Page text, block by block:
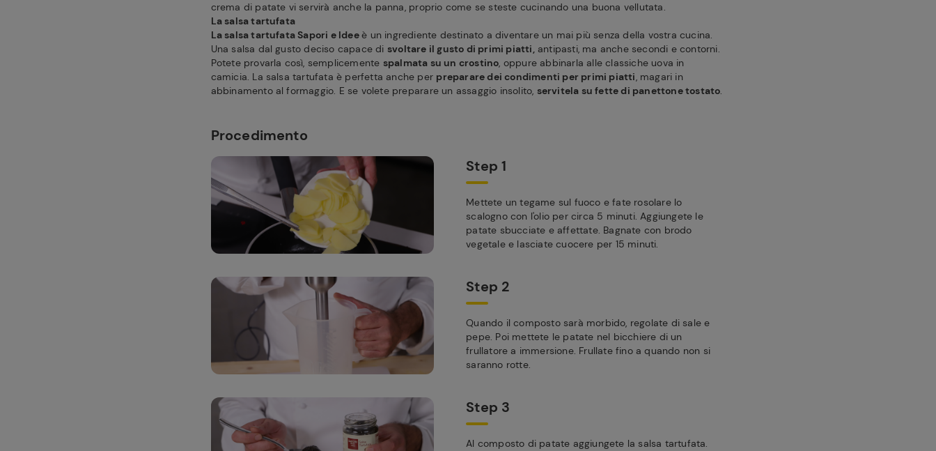
crema di patate vi servirà anche la panna, proprio come se steste cucinando una buona vellutata.
La salsa tartufata
La salsa tartufata Sapori e Ideeè un ingrediente destinato a diventare un mai più senza della vostra cucina.
Una salsa dal gusto deciso capace di svoltare il gusto di primi piatti,antipasti, ma anche secondi e contorni.
Potete provarla così, semplicemente spalmata su un crostino, oppure abbinarla alle classiche uova in
camicia. La salsa tartufata è perfetta anche per preparare dei condimenti per primi piatti, magari in
abbinamento al formaggio. E se volete preparare un assaggio insolito, servitela su fette di panettone tostato.
Procedimento
Step 1
Mettete un tegame sul fuoco e fate rosolare lo
scalogno con l'olio per circa 5 minuti. Aggiungete le
patate sbucciate e affettate. Bagnate con brodo
vegetale e lasciate cuocere per 15 minuti.
Step 2
Quando il composto sarà morbido, regolate di sale e
pepe. Poi mettete le patate nel bicchiere di un
frullatore a immersione. Frullate fino a quando non si
saranno rotte.
Step 3
Al composto di patate aggiungete la salsa tartufata.